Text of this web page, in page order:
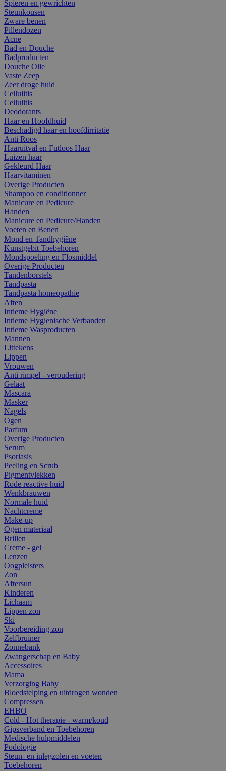
Spieren en gewrichten
Steunkousen
Zware benen
Pillendozen
Acne
Bad en Douche
Badproducten
Douche Olie
Vaste Zeep
Zeer droge huid
Cellulitis
Cellulitis
Deodorants
Haar en Hoofdhuid
Beschadigd haar en hoofdirritatie
Anti Roos
Haaruitval en Futloos Haar
Luizen haar
Gekleurd Haar
Haarvitaminen
Overige Producten
Shampoo en conditionner
Manicure en Pedicure
Handen
Manicure en Pedicure/Handen
Voeten en Benen
Mond en Tandhygiëne
Kunstgebit Toebehoren
Mondspoeling en Flosmiddel
Overige Producten
Tandenborstels
Tandpasta
Tandpasta homeopathie
Aften
Intieme Hygiëne
Intieme Hygienische Verbanden
Intieme Wasproducten
Mannen
Littekens
Lippen
Vrouwen
Anti rimpel - veroudering
Gelaat
Mascara
Masker
Nagels
Ogen
Parfum
Overige Producten
Serum
Psoriasis
Peeling en Scrub
Pigmentvlekken
Rode reactive huid
Wenkbrauwen
Normale huid
Nachtcreme
Make-up
Ogen materiaal
Brillen
Creme - gel
Lenzen
Oogpleisters
Zon
Aftersun
Kinderen
Lichaam
Lippen zon
Ski
Voorbereiding zon
Zelfbruiner
Zonnebank
Zwangerschap en Baby
Accessoires
Mama
Verzorging Baby
Bloedstelping en uitdrogen wonden
Compressen
EHBO
Cold - Hot therapie - warm/koud
Gipsverband en Toebehoren
Medische hulpmiddelen
Podologie
Steun- en inlegzolen en voeten
Toebehoren